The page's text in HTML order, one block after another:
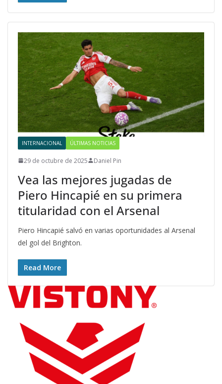
INTERNACIONAL ÚLTIMAS NOTICIAS
29 de octubre de 2025 Daniel Pin
Vea las mejores jugadas de
Piero Hincapié en su primera
titularidad con el Arsenal
Piero Hincapié salvó en varias oportunidades al Arsenal
del gol del Brighton.
Read More